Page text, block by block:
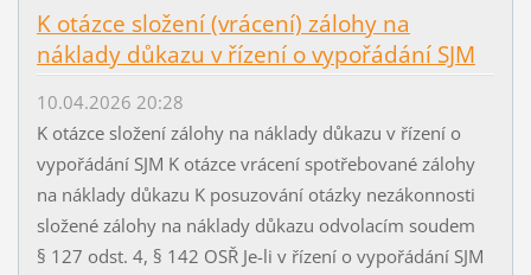
K otázce složení (vrácení) zálohy na
náklady důkazu v řízení o vypořádání SJM
10.04.2026 20:28
K otázce složení zálohy na náklady důkazu v řízení o
vypořádání SJM K otázce vrácení spotřebované zálohy
na náklady důkazu K posuzování otázky nezákonnosti
složené zálohy na náklady důkazu odvolacím soudem
§ 127 odst. 4, § 142 OSŘ Je-li v řízení o vypořádání SJM